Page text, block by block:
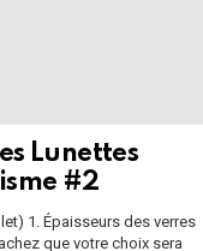
Lunettes
#2
1. Épaisseurs des verres
que votre choix sera